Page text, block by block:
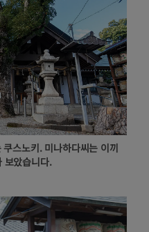
스노키. 미나하다씨는 이끼
보았습니다.